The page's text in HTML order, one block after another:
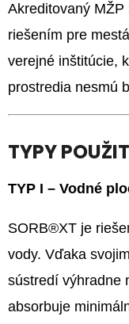
Akreditovaný
riešením pre
verejné inštitúcie,
prostredia nesmú
TYPY
TYP I – Vodné
SORB®XT je
vody. Vďaka
sústredí výhradne
absorbuje